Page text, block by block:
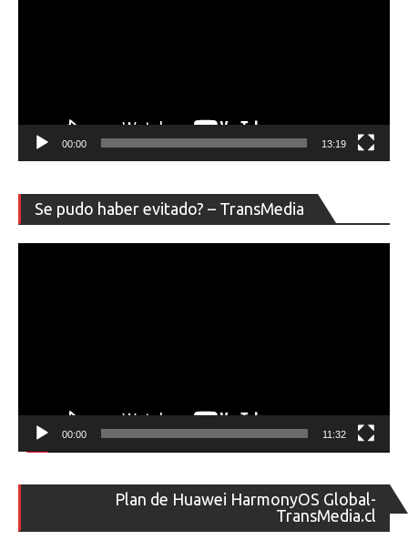
00:00 13:19
Se pudo haber evitado? – TransMedia
de
00:00 11:32
Plan de Huawei HarmonyOS Global-
TransMedia.cl
de